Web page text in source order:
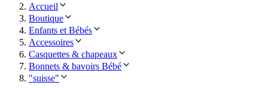
Accueil
Boutique
Enfants et Bébés
Accessoires
Casquettes & chapeaux
Bonnets & bavoirs Bébé
"suisse"